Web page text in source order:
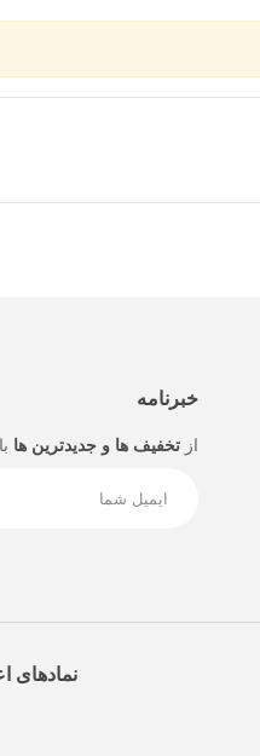
خبرنامه
از تخفیف ها و جدیدترین ها
نمادهای